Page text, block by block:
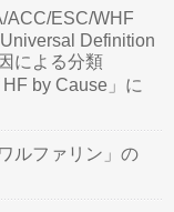
ACC/ESC/WHF
Definition
による分類
by Cause」に
ルファリン」の